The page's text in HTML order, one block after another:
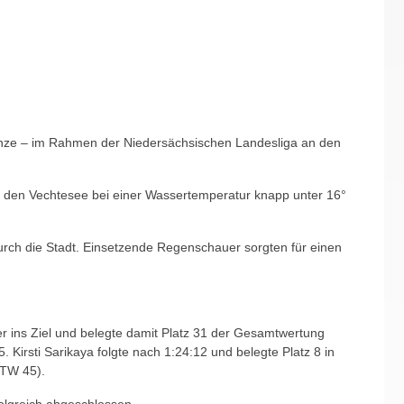
– im Rahmen der Niedersächsischen Landesliga an den
Vechtesee bei einer Wassertemperatur knapp unter 16°
die Stadt. Einsetzende Regenschauer sorgten für einen
ins Ziel und belegte damit Platz 31 der Gesamtwertung
Kirsti Sarikaya folgte nach 1:24:12 und belegte Platz 8 in
45).